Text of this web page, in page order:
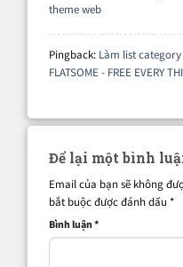
theme web
Pingback: Làm list
FLATSOME - FREE EVERY
Để lại một bình
Email của bạn sẽ không
bắt buộc được đánh dấu *
Bình luận*